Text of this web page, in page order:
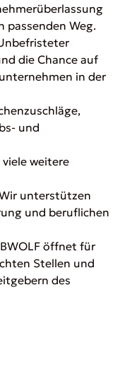
passenden Weg.
die Chance auf
in der
und
weitere
unterstützen
und beruflichen
öffnet für
Stellen und
des